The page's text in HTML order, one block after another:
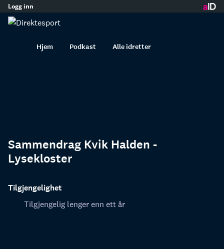
innhold
Logg inn
Hjem Podkast Alle idretter
Sammendrag Kvik Halden -
Lysekloster
Tilgjengelighet
Tilgjengelig lenger enn ett år